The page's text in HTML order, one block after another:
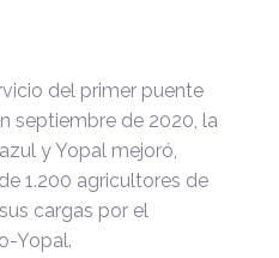
del primer puente
septiembre de 2020, la
y Yopal mejoró,
1.200 agricultores de
cargas por el
Yopal.